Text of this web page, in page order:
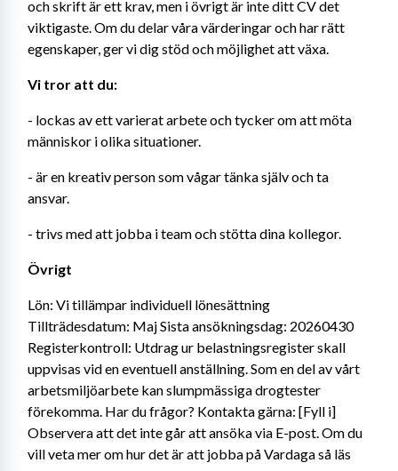
och skrift är ett krav, men i övrigt är inte ditt CV det
viktigaste. Om du delar våra värderingar och har rätt
egenskaper, ger vi dig stöd och möjlighet att växa.
Vi tror att du:
- lockas av ett varierat arbete och tycker om att möta
människor i olika situationer.
- är en kreativ person som vågar tänka själv och ta
ansvar.
- trivs med att jobba i team och stötta dina kollegor.
Övrigt
Lön: Vi tillämpar individuell lönesättning
Tillträdesdatum: Maj Sista ansökningsdag: 20260430
Registerkontroll: Utdrag ur belastningsregister skall
uppvisas vid en eventuell anställning. Som en del av vårt
arbetsmiljöarbete kan slumpmässiga drogtester
förekomma. Har du frågor? Kontakta gärna: [Fyll i]
Observera att det inte går att ansöka via E-post. Om du
vill veta mer om hur det är att jobba på Vardaga så läs